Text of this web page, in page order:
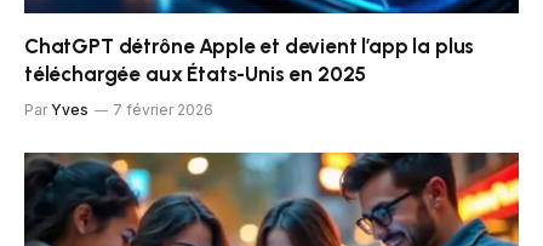
ChatGPT détrône Apple et devient l’app la plus
téléchargée aux États-Unis en 2025
Par Yves 7 février 2026